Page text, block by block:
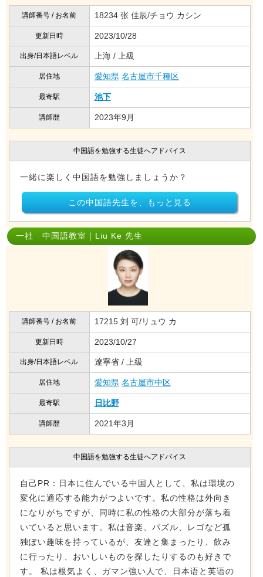
講師番号 / お名前 18234 张 佳辰/チョウ カシン
更新日時 2023/10/28
出身/日本語レベル 上海 / 上級
居住地 愛知県 名古屋市千種区
最寄駅 池下
講師歴 2023年9月
中国語を勉強する生徒へアドバイス
一緒に楽しく中国語を勉強しましょうか？
この中国語先生を、もっと見る
一社 中国語教室｜Liu Ke 先生
講師番号 / お名前 17215 刘 可/リュウ カ
更新日時 2023/10/27
出身/日本語レベル 遼寧省 / 上級
居住地 愛知県 名古屋市中区
最寄駅 日比野
講師歴 2021年3月
中国語を勉強する生徒へアドバイス
自己PR：日本に住んでいる中国人として、私は環境の
変化に適応する能力がつよいです。私の性格は外向き
になりがちですが、同時に私の性格の大部分が落ち着
いていると思います。私は音楽、パズル、レゴなど孤
独ぽい趣味を持っているが、友達と集まったり、飲み
に行ったり、おいしいものを探したりするのも好きで
す。 私は根気よく、ガマン強い人で、日本语と英语の